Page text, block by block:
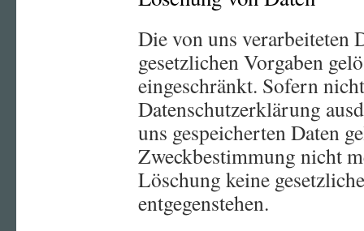
Die von uns verarbeiteten
gesetzlichen Vorgaben
eingeschränkt. Sofern
Datenschutzerklärung
uns gespeicherten Daten
Zweckbestimmung nicht
Löschung keine
entgegenstehen.